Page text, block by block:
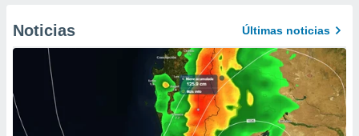
Noticias Últimas noticias